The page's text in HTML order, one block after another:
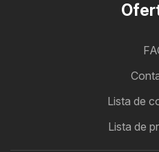
Lista de
Lista de